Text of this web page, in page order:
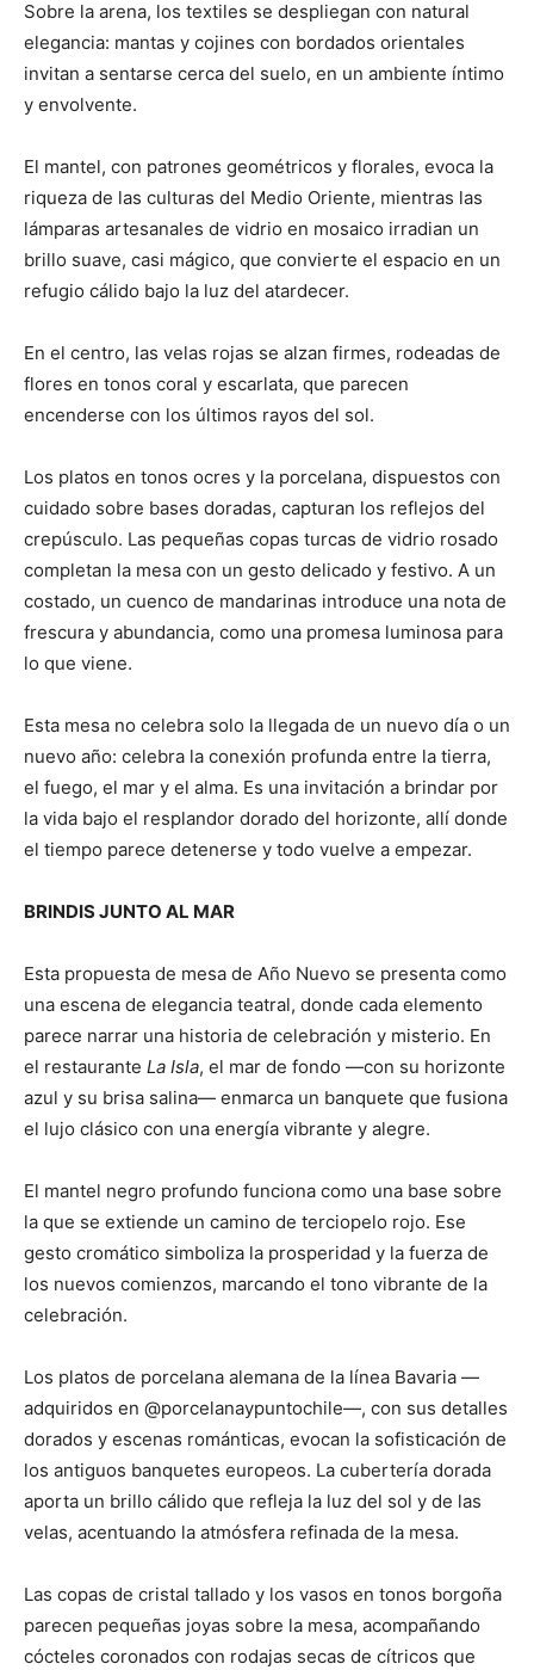
Sobre la arena, los textiles se despliegan con natural
elegancia: mantas y cojines con bordados orientales
invitan a sentarse cerca del suelo, en un ambiente íntimo
y envolvente.
El mantel, con patrones geométricos y florales, evoca la
riqueza de las culturas del Medio Oriente, mientras las
lámparas artesanales de vidrio en mosaico irradian un
brillo suave, casi mágico, que convierte el espacio en un
refugio cálido bajo la luz del atardecer.
En el centro, las velas rojas se alzan firmes, rodeadas de
flores en tonos coral y escarlata, que parecen
encenderse con los últimos rayos del sol.
Los platos en tonos ocres y la porcelana, dispuestos con
cuidado sobre bases doradas, capturan los reflejos del
crepúsculo. Las pequeñas copas turcas de vidrio rosado
completan la mesa con un gesto delicado y festivo. A un
costado, un cuenco de mandarinas introduce una nota de
frescura y abundancia, como una promesa luminosa para
lo que viene.
Esta mesa no celebra solo la llegada de un nuevo día o un
nuevo año: celebra la conexión profunda entre la tierra,
el fuego, el mar y el alma. Es una invitación a brindar por
la vida bajo el resplandor dorado del horizonte, allí donde
el tiempo parece detenerse y todo vuelve a empezar.
BRINDIS JUNTO AL MAR
Esta propuesta de mesa de Año Nuevo se presenta como
una escena de elegancia teatral, donde cada elemento
parece narrar una historia de celebración y misterio. En
el restaurante La Isla, el mar de fondo —con su horizonte
azul y su brisa salina— enmarca un banquete que fusiona
el lujo clásico con una energía vibrante y alegre.
El mantel negro profundo funciona como una base sobre
la que se extiende un camino de terciopelo rojo. Ese
gesto cromático simboliza la prosperidad y la fuerza de
los nuevos comienzos, marcando el tono vibrante de la
celebración.
Los platos de porcelana alemana de la línea Bavaria —
adquiridos en @porcelanaypuntochile—, con sus detalles
dorados y escenas románticas, evocan la sofisticación de
los antiguos banquetes europeos. La cubertería dorada
aporta un brillo cálido que refleja la luz del sol y de las
velas, acentuando la atmósfera refinada de la mesa.
Las copas de cristal tallado y los vasos en tonos borgoña
parecen pequeñas joyas sobre la mesa, acompañando
cócteles coronados con rodajas secas de cítricos que